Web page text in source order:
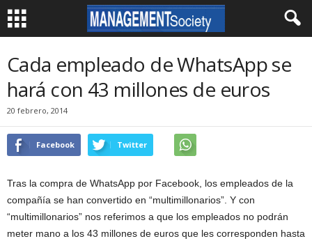
Cada empleado de WhatsApp se
hará con 43 millones de euros
20 febrero, 2014
Facebook Twitter
Tras la compra de WhatsApp por Facebook, los empleados de la
compañía se han convertido en “multimillonarios”. Y con
“multimillonarios” nos referimos a que los empleados no podrán
meter mano a los 43 millones de euros que les corresponden hasta